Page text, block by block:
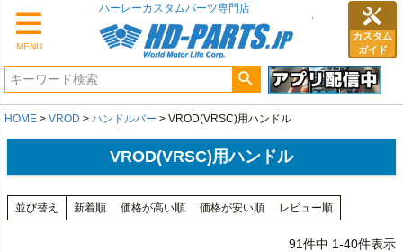
MENU
カスタム
ガイド
HOME VROD ハンドルバー VROD(VRSC)用ハンドル
VROD(VRSC)用ハンドル
並び替え 新着順 価格が高い順 価格が安い順 レビュー順
91件中 1-40件表示